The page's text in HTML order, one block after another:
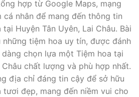
hợp từ Google Maps, mạng
cá nhân để mang đến thông tin
Huyện Tân Uyên, Lai Châu. Bài
tiệm hoa uy tín, được đánh
chọn lựa một Tiệm hoa tại
Châu chất lượng và phù hợp nhất.
địa chỉ đáng tin cậy để sở hữu
tươi đẹp, mang đến niềm vui cho